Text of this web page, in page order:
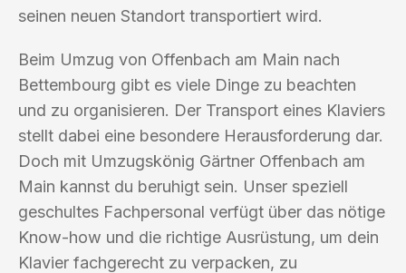
seinen neuen Standort transportiert wird.
Beim Umzug von Offenbach am Main nach
Bettembourg gibt es viele Dinge zu beachten
und zu organisieren. Der Transport eines Klaviers
stellt dabei eine besondere Herausforderung dar.
Doch mit Umzugskönig Gärtner Offenbach am
Main kannst du beruhigt sein. Unser speziell
geschultes Fachpersonal verfügt über das nötige
Know-how und die richtige Ausrüstung, um dein
Klavier fachgerecht zu verpacken, zu